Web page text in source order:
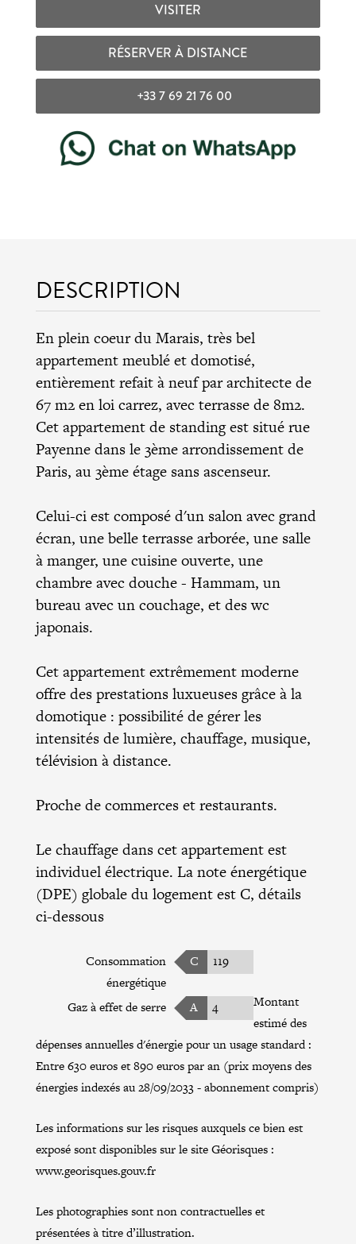
VISITER
RÉSERVER À DISTANCE
+33 7 69 21 76 00
DESCRIPTION
En plein coeur du Marais, très bel
appartement meublé et domotisé,
entièrement refait à neuf par architecte de
67 m2 en loi carrez, avec terrasse de 8m2.
Cet appartement de standing est situé rue
Payenne dans le 3ème arrondissement de
Paris, au 3ème étage sans ascenseur.
Celui-ci est composé d'un salon avec grand
écran, une belle terrasse arborée, une salle
à manger, une cuisine ouverte, une
chambre avec douche - Hammam, un
bureau avec un couchage, et des wc
japonais.
Cet appartement extrêmement moderne
offre des prestations luxueuses grâce à la
domotique : possibilité de gérer les
intensités de lumière, chauffage, musique,
télévision à distance.
Proche de commerces et restaurants.
Le chauffage dans cet appartement est
individuel électrique. La note énergétique
(DPE) globale du logement est C, détails
ci-dessous
Consommation
énergétique
C 119
Gaz à effet de serre A 4
Montant
estimé des
dépenses annuelles d'énergie pour un usage standard :
Entre 630 euros et 890 euros par an (prix moyens des
énergies indexés au 28/09/2033 - abonnement compris)
Les informations sur les risques auxquels ce bien est
exposé sont disponibles sur le site Géorisques :
www.georisques.gouv.fr
Les photographies sont non contractuelles et
présentées à titre d’illustration.